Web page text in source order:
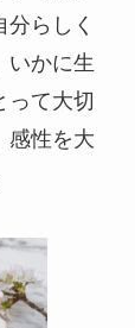
らしく
いかに生
って大切
感性を大